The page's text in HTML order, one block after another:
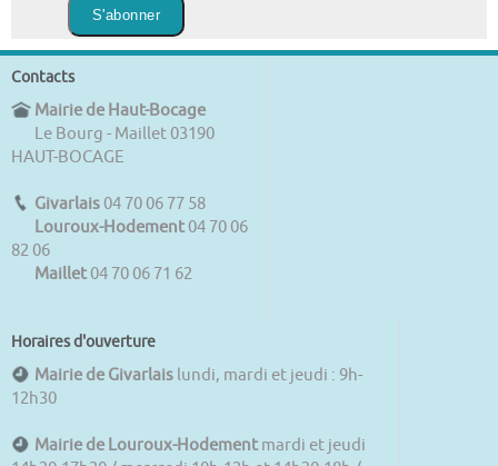
Contacts
Mairie de Haut-Bocage
Le Bourg - Maillet 03190
HAUT-BOCAGE
Givarlais 04 70 06 77 58
Louroux-Hodement 04 70 06
82 06
Maillet 04 70 06 71 62
Horaires d'ouverture
Mairie de Givarlais lundi, mardi et jeudi : 9h-
12h30
Mairie de Louroux-Hodement mardi et jeudi